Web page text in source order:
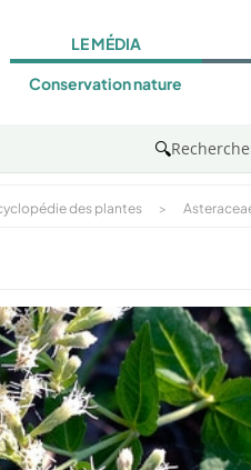
LE MÉDIA
Conservation nature
🔍
des plantes >